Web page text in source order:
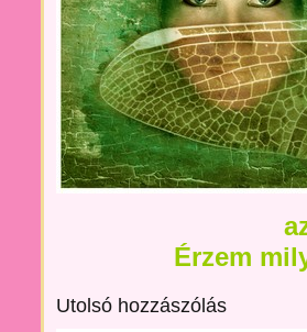
Érzem
Utolsó hozzászólás